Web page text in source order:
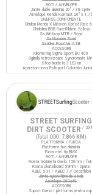
ROTI / ANVELOPE
Jante duble aluminiu 20" / 36 spite
Anvelope Kenda Kontact 20" x 1.75
DIVERSE COMPONENTE
Ghidon Merida X-Mission Speed Rise
Ghidolina BBB RaceRibbon Yellow
Sa Wittkop MTB / Road
Sa Noname Road
Sa Bike Positive ATB
ACCESORII
Kilometraj Sigma Sport BC 400
Oglinda retrovizoare Syncromate
Stop bicicleta 3 LED-uri
Aparatori noroi Polisport Colorado
STREET SURFING
DIRT SCOOTER /
(Total ODO: 7.866 KM )
PLATFORMA / FURCA
Platforma fixa aluminiu
Furca otel tip BMX
ROTI / ANVELOPE
Roata trotineta Oxelo 150mm /
Roata skateboard 59mm / spate
ABEC 5 x1 / ABEC 7 // Decathlon
Jante nylon/fibra de sticla
Anvelope 200x40
ACCESORII
Suport Oxelo / platforma pentru copil